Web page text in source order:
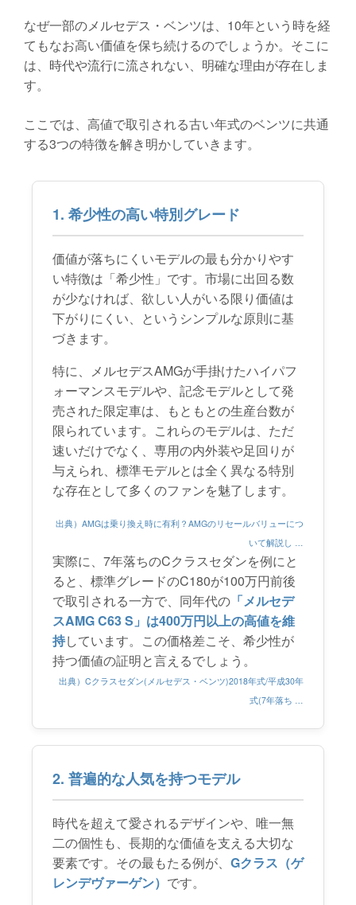
なぜ一部のメルセデス・ベンツは、10年という時を経
てもなお高い価値を保ち続けるのでしょうか。そこに
は、時代や流行に流されない、明確な理由が存在しま
す。
ここでは、高値で取引される古い年式のベンツに共通
する3つの特徴を解き明かしていきます。
1. 希少性の高い特別グレード
価値が落ちにくいモデルの最も分かりやす
い特徴は「希少性」です。市場に出回る数
が少なければ、欲しい人がいる限り価値は
下がりにくい、というシンプルな原則に基
づきます。
特に、メルセデスAMGが手掛けたハイパフ
ォーマンスモデルや、記念モデルとして発
売された限定車は、もともとの生産台数が
限られています。これらのモデルは、ただ
速いだけでなく、専用の内外装や足回りが
与えられ、標準モデルとは全く異なる特別
な存在として多くのファンを魅了します。
出典）AMGは乗り換え時に有利？AMGのリセールバリューにつ
いて解説し …
実際に、7年落ちのCクラスセダンを例にと
ると、標準グレードのC180が100万円前後
で取引される一方で、同年代の 「メルセデ
スAMG C63 S」は400万円以上の高値を維
持しています。この価格差こそ、希少性が
持つ価値の証明と言えるでしょう。
出典）Cクラスセダン(メルセデス・ベンツ)2018年式/平成30年
式(7年落ち …
2. 普遍的な人気を持つモデル
時代を超えて愛されるデザインや、唯一無
二の個性も、長期的な価値を支える大切な
要素です。その最もたる例が、 Gクラス（ゲ
レンデヴァーゲン） です。